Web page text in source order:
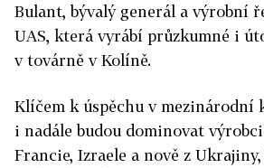
Bulant, bývalý generál a výrobní
UAS, která vyrábí průzkumné i
v továrně v Kolíně.
Klíčem k úspěchu v mezinárodní
i nadále budou dominovat výrobci
Francie, Izraele a nově z